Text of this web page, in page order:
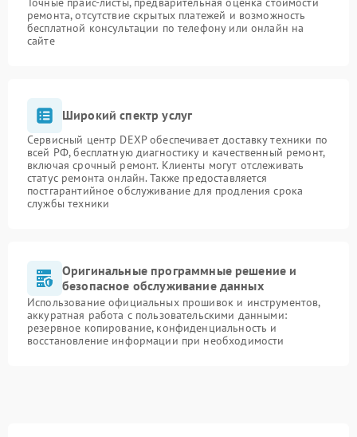
ремонта, отсутствие скрытых платежей и возможность
бесплатной консультации по телефону или онлайн на
сайте
Широкий спектр услуг
Сервисный центр DEXP обеспечивает доставку техники по
всей РФ, бесплатную диагностику и качественный ремонт,
включая срочный ремонт. Клиенты могут отслеживать
статус ремонта онлайн. Также предоставляется
постгарантийное обслуживание для продления срока
службы техники
Оригинальные программные решение и
безопасное обслуживание данных
Использование официальных прошивок и инструментов,
аккуратная работа с пользовательскими данными:
резервное копирование, конфиденциальность и
восстановление информации при необходимости